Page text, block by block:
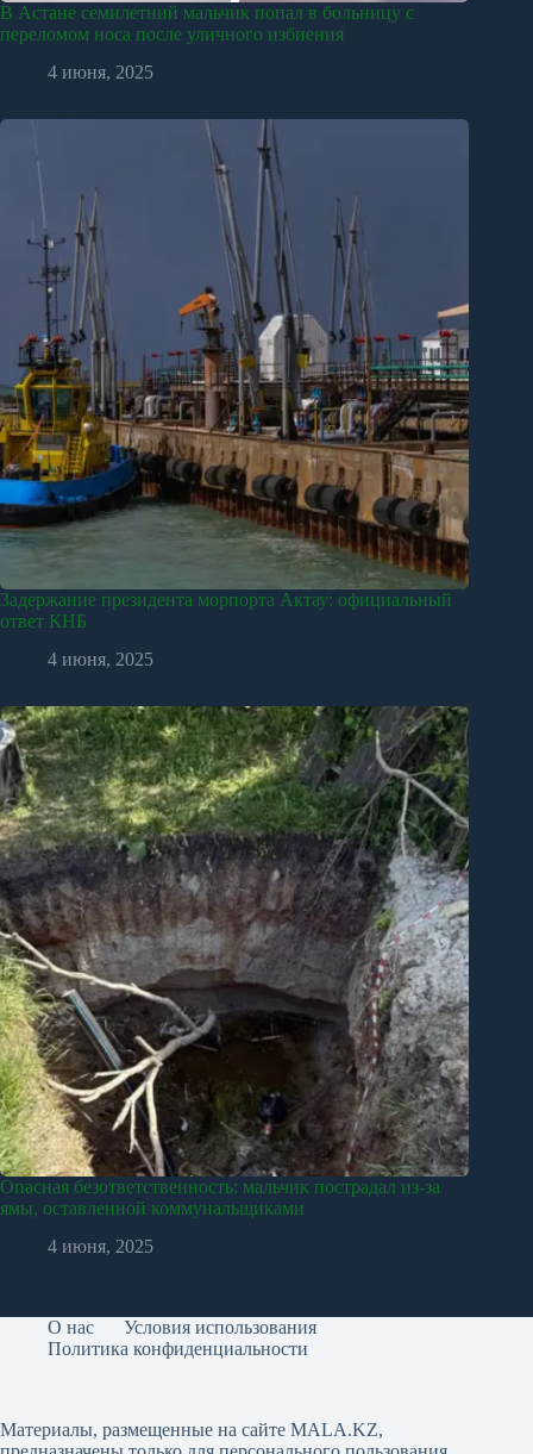
В Астане семилетний мальчик попал в больницу с
переломом носа после уличного избиения
4 июня, 2025
Задержание президента морпорта Актау: официальный
ответ КНБ
4 июня, 2025
Опасная безответственность: мальчик пострадал из-за
ямы, оставленной коммунальщиками
4 июня, 2025
О нас
Условия использования
Политика конфиденциальности
Материалы, размещенные на сайте MALA.KZ,